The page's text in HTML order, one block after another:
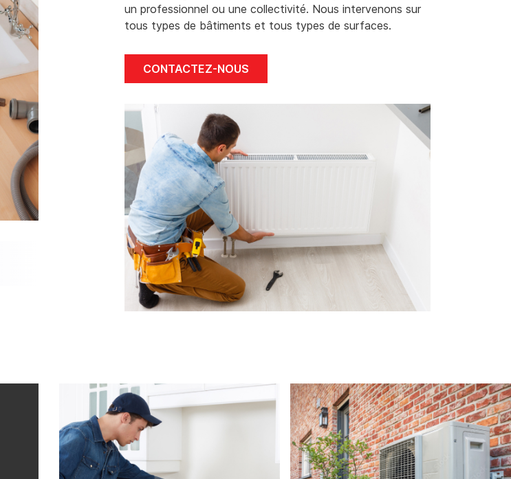
un professionnel ou une collectivité. Nous intervenons sur
tous types de bâtiments et tous types de surfaces.
CONTACTEZ-NOUS